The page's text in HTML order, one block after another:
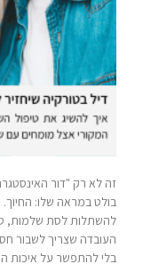
זה לא רק "דור
בולט במראה שלו: החיוך.
להשתלות לסת שלמות,
העובדה שצריך לשבור
בלי להתפשר על איכות